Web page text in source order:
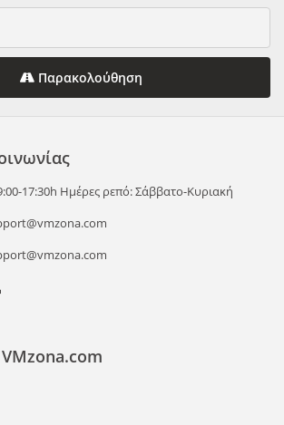
Παρακολούθηση
17:30h Ημέρες ρεπό: Σάββατο-Κυριακή